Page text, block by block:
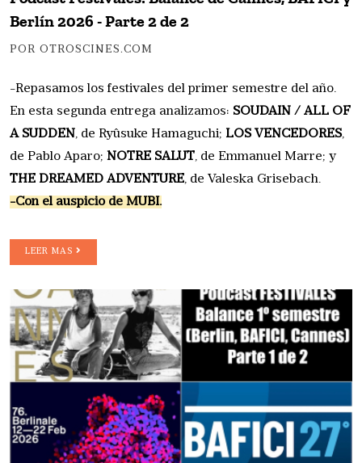
Berlín 2026 - Parte 2 de 2
POR OTROSCINES.COM
-Repasamos los festivales del primer semestre del año.
En esta segunda entrega analizamos: SOUDAIN / ALL OF
A SUDDEN, de Ryûsuke Hamaguchi; LOS VENCEDORES,
de Pablo Aparo; NOTRE SALUT, de Emmanuel Marre; y
THE DREAMED ADVENTURE, de Valeska Grisebach.
-Con el auspicio de MUBI.
LEER MAS